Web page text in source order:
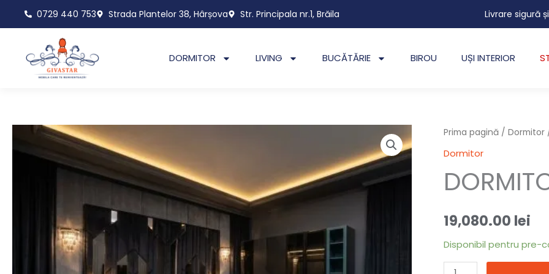
0729 440 753 Strada Plantelor 38, Hârșova Str. Principala nr.1, Brăila Livrare sigură
DORMITOR LIVING BUCĂTĂRIE BIROU UȘI INTERIOR
Prima pagină /Dormitor
Dormitor
19,080.00 lei
Disponibil pentru pre-
Cantitate
DORMITOR